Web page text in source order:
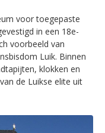
voor toegepaste
in een 18e-
voorbeeld van
Luik. Binnen
klokken en
de Luikse elite uit